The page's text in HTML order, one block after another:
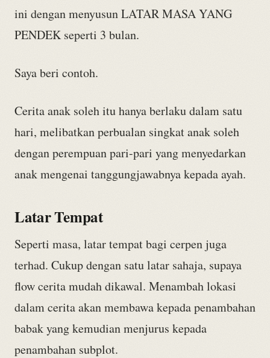
ini dengan menyusun LATAR MASA YANG
PENDEK seperti 3 bulan.
Saya beri contoh.
Cerita anak soleh itu hanya berlaku dalam satu
hari, melibatkan perbualan singkat anak soleh
dengan perempuan pari-pari yang menyedarkan
anak mengenai tanggungjawabnya kepada ayah.
Latar Tempat
Seperti masa, latar tempat bagi cerpen juga
terhad. Cukup dengan satu latar sahaja, supaya
flow cerita mudah dikawal. Menambah lokasi
dalam cerita akan membawa kepada penambahan
babak yang kemudian menjurus kepada
penambahan subplot.